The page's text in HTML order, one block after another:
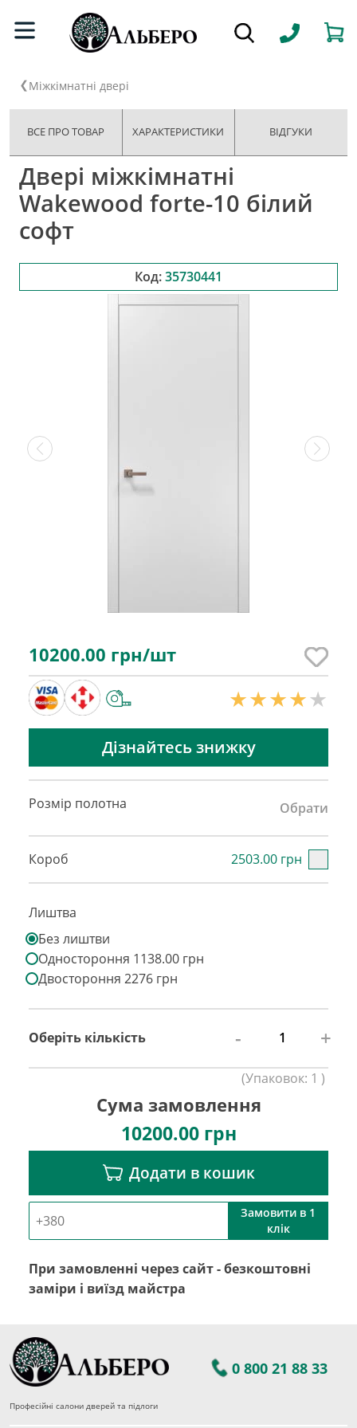
Міжкімнатні двері
ВСЕ ПРО ТОВАР ХАРАКТЕРИСТИКИ ВІДГУКИ
Двері міжкімнатні
Wakewood forte-10 білий
софт
Код:35730441
10200.00 грн/шт
Дізнайтесь знижку
Розмір полотна Обрати
Короб 2503.00 грн
Лиштва
Без лиштви
Одностороння 1138.00 грн
Двостороння 2276 грн
Оберіть кількість - +
(Упаковок: 1 )
Сума замовлення
10200.00грн
Додати в кошик
Замовити в 1
клік
При замовленні через сайт - безкоштовні
заміри і виїзд майстра
0 800 21 88 33
Професійні салони дверей та підлоги